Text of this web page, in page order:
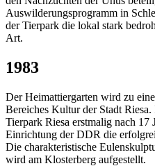
Auswilderungsprogramm in
der Tierpark die lokal stark
Art.
1983
Der Heimattiergarten wird zu
Bereiches Kultur der Stadt
Tierpark Riesa erstmalig nach 17
Einrichtung der DDR die
Die charakteristische
wird am Klosterberg aufgestellt.